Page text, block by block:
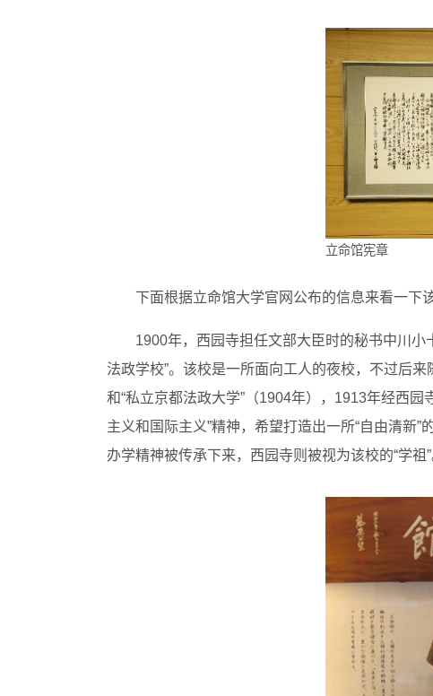
立命馆宪章
下面根据立命馆大学官网公布的信息来看一下
1900年，西园寺担任文部大臣时的秘书中川小
法政学校”。该校是一所面向工人的夜校，不过后来
和“私立京都法政大学”（1904年），1913年经西园
主义和国际主义”精神，希望打造出一所“自由清新
办学精神被传承下来，西园寺则被视为该校的“学祖”